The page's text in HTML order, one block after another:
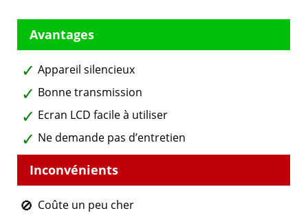
Appareil silencieux
Bonne transmission
Ecran LCD facile à utiliser
Ne demande pas d’entretien
Coûte un peu cher